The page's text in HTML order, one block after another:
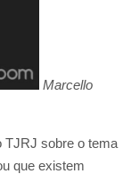
Marcello
TJRJ sobre o tema
que existem